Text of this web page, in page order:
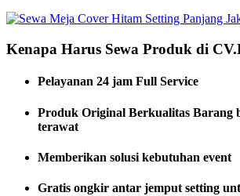
Kenapa Harus Sewa Produk di
Pelayanan 24 jam Full Service
Produk Original Berkualitas Barang
terawat
Memberikan solusi kebutuhan event
Gratis ongkir antar jemput setting